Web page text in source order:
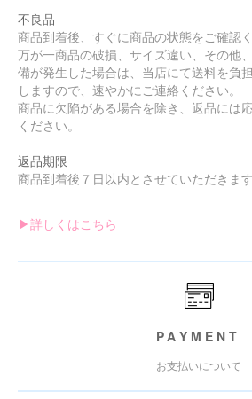
不良品
商品到着後、すぐに商品の状態をご確認く
万が一商品の破損、サイズ違い、その他
備が発生した場合は、当店にて送料を負
しますので、速やかにご連絡ください。
商品に欠陥がある場合を除き、返品には
ください。
返品期限
商品到着後７日以内とさせていただきます
▶︎詳しくはこちら
PAYMENT
お支払いについて